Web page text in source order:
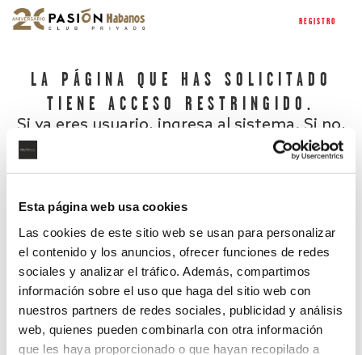
Esta página web usa cookies
Las cookies de este sitio web se usan para personalizar
el contenido y los anuncios, ofrecer funciones de redes
sociales y analizar el tráfico. Además, compartimos
información sobre el uso que haga del sitio web con
nuestros partners de redes sociales, publicidad y análisis
web, quienes pueden combinarla con otra información
que les haya proporcionado o que hayan recopilado a
REGISTRO
LA PÁGINA QUE HAS SOLICITADO
TIENE ACCESO RESTRINGIDO.
Si ya eres usuario, ingresa al sistema. Si no,
¿Has olvidado tu contraseña?